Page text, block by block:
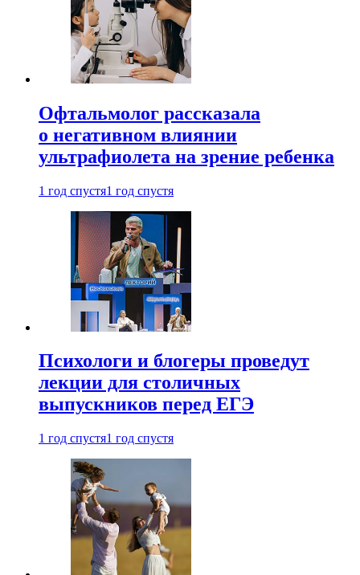
Офтальмолог рассказала
о негативном влиянии
ультрафиолета на зрение ребенка
1 год спустя1 год спустя
Психологи и блогеры проведут
лекции для столичных
выпускников перед ЕГЭ
1 год спустя1 год спустя